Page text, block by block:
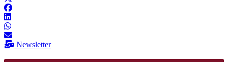
Newsletter